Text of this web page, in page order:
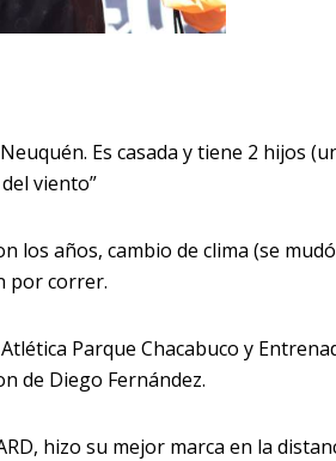
Es casada y tiene 2 hijos
viento”
los años, cambio de clima (se
por correr.
Parque Chacabuco y
de Diego Fernández.
hizo su mejor marca en la